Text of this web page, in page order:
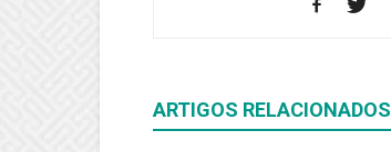
ARTIGOS RELACIONADOS